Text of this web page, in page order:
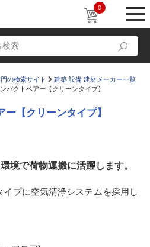
0
コラム
設計士インタビュー
の検索サイト
建築 設備 建材メーカー一覧
パクトベアー【クリーンタイプ】
【クリーンタイプ】
境で荷物運搬に活躍します。
プに空気清浄システムを採用し